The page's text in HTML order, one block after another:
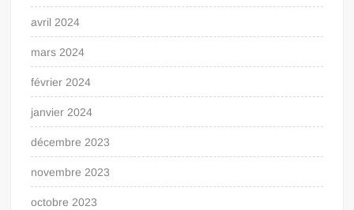
avril 2024
mars 2024
février 2024
janvier 2024
décembre 2023
novembre 2023
octobre 2023